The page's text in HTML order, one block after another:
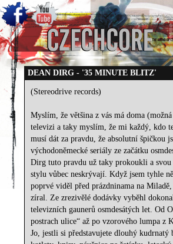
DEAN DIRG - '35 MINUTE BLITZ'
(Stereodrive records)
Myslím, že většina z vás má doma
televizi a taky myslím, že mi každý, kdo
musí dát za pravdu, že absolutní špičkou
východoněmecké seriály ze začátku
Dirg tuto pravdu už taky prokoukli a
stylu vůbec neskrývají. Když jsem tyhle
poprvé viděl před prázdninama na
zíral. Ze zrezivělé dodávky vyběhl
televizních gaunerů osmdesátých let. Od
postrach ulice“ až po vzorového lumpa z
Jo, jestli si představujete dlouhý kudrnatý